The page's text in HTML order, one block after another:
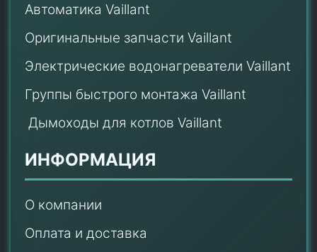
Автоматика Vaillant
Оригинальные запчасти Vaillant
Электрические водонагреватели Vaillant
Группы быстрого монтажа Vaillant
Дымоходы для котлов Vaillant
ИНФОРМАЦИЯ
О компании
Оплата и доставка